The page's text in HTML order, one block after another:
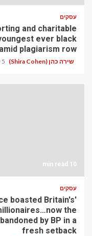
עסקים
and charitable
ever black
plagiarism row
שירה כהן (Shira Cohen) 5 ימים ago
10 min read
עסקים
boasted Britain's
the
by BP in a
fresh setback